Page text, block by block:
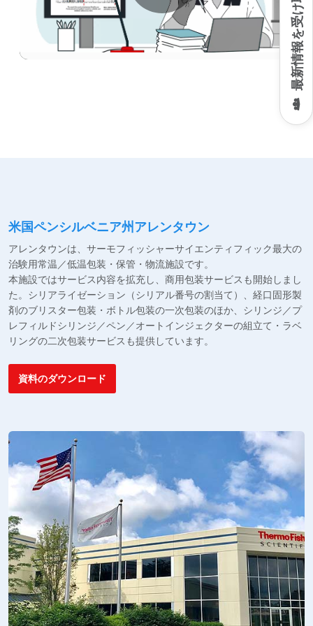
最新情報を受け取る
Play
米国ペンシルベニア州アレンタウン
アレンタウンは、サーモフィッシャーサイエンティフィック最大の
治験用常温／低温包装・保管・物流施設です。
本施設ではサービス内容を拡充し、商用包装サービスも開始しまし
た。シリアライゼーション（シリアル番号の割当て）、経口固形製
剤のブリスター包装・ボトル包装の一次包装のほか、シリンジ／プ
レフィルドシリンジ／ペン／オートインジェクターの組立て・ラベ
リングの二次包装サービスも提供しています。
資料のダウンロード